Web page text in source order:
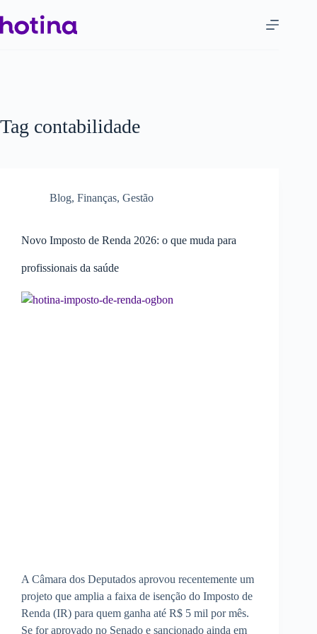
Tag contabilidade
Blog, Finanças, Gestão
Novo Imposto de Renda 2026: o que muda para
profissionais da saúde
A Câmara dos Deputados aprovou recentemente um
projeto que amplia a faixa de isenção do Imposto de
Renda (IR) para quem ganha até R$ 5 mil por mês.
Se for aprovado no Senado e sancionado ainda em